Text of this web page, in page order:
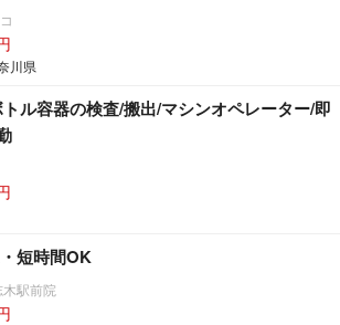
川県
トル容器の検査/搬出/マシンオペレーター/即
短時間OK
駅前院